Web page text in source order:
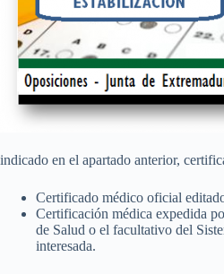
indicado en el apartado anterior,
Certificado médico oficial
Certificación médica expedida
de Salud o el facultativo del
interesada.